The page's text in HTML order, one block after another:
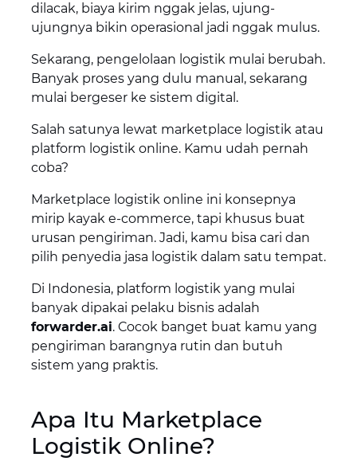
dilacak, biaya kirim nggak jelas, ujung-
ujungnya bikin operasional jadi nggak mulus.
Sekarang, pengelolaan logistik mulai berubah.
Banyak proses yang dulu manual, sekarang
mulai bergeser ke sistem digital.
Salah satunya lewat marketplace logistik atau
platform logistik online. Kamu udah pernah
coba?
Marketplace logistik online ini konsepnya
mirip kayak e-commerce, tapi khusus buat
urusan pengiriman. Jadi, kamu bisa cari dan
pilih penyedia jasa logistik dalam satu tempat.
Di Indonesia, platform logistik yang mulai
banyak dipakai pelaku bisnis adalah
forwarder.ai. Cocok banget buat kamu yang
pengiriman barangnya rutin dan butuh
sistem yang praktis.
Apa Itu Marketplace
Logistik Online?